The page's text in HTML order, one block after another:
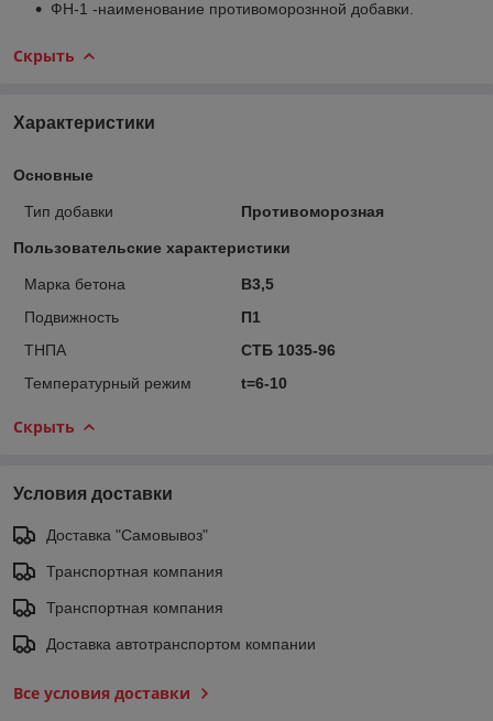
ФН-1 -наименование противоморознной добавки.
Скрыть
Характеристики
Основные
Тип добавки Противоморозная
Пользовательские характеристики
Марка бетона
В3,5
Подвижность
П1
ТНПА
СТБ 1035-96
Температурный режим
t=6-10
Скрыть
Условия доставки
Доставка "Самовывоз"
Транспортная компания
Транспортная компания
Доставка автотранспортом компании
Все условия доставки